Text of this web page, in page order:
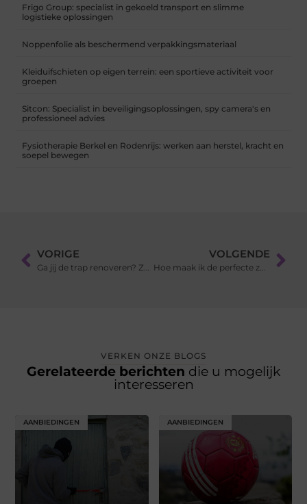
Frigo Group: specialist in gekoeld transport en slimme
logistieke oplossingen
Noppenfolie als beschermend verpakkingsmateriaal
Kleiduifschieten op eigen terrein: een sportieve activiteit voor
groepen
Sitcon: Specialist in beveiligingsoplossingen, spy camera's en
professioneel advies
Fysiotherapie Berkel en Rodenrijs: werken aan herstel, kracht en
soepel bewegen
VORIGE
Ga jij de trap renoveren? Zo kies je de beste trap voor jouw woning!
VOLGENDE
Hoe maak ik de perfecte zeilvakantie?
VERKEN ONZE BLOGS
Gerelateerde berichten die u mogelijk
interesseren
AANBIEDINGEN AANBIEDINGEN